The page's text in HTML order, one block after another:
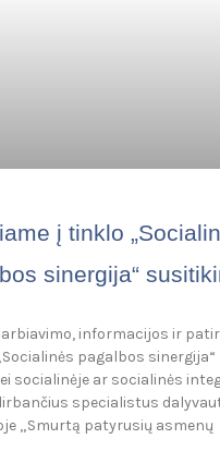
į tinklo
sinergija“
informacijos ir
pagalbos sinergija“
socialinėje ar socialinės
specialistus
„Smurtą patyrusių asmenų